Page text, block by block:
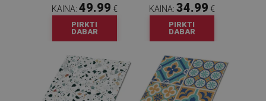
KAINA: 49.99 €
PIRKTI
DABAR
KAINA: 34.99 €
PIRKTI
DABAR